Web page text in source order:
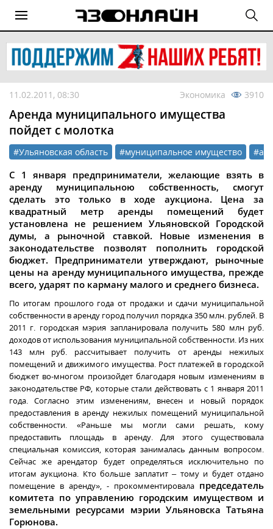
11.02.2011, 08:30 Экономика 3910
Аренда муниципального имущества
пойдет с молотка
#Ульяновская область #муниципальное имущество
С 1 января предприниматели, желающие взять в
аренду муниципальною собственность, смогут
сделать это только в ходе аукциона. Цена за
квадратный метр аренды помещений будет
установлена не решением Ульяновской Городской
думы, а рыночной ставкой. Новые изменения в
законодательстве позволят пополнить городской
бюджет. Предприниматели утверждают, рыночные
цены на аренду муниципального имущества, прежде
всего, ударят по карману малого и среднего бизнеса.
По итогам прошлого года от продажи и сдачи муниципальной
собственности в аренду город получил порядка 350 млн. рублей. В
2011 г. городская мэрия запланировала получить 580 млн руб.
доходов от использования муниципальной собственности. Из них
143 млн руб. рассчитывает получить от аренды нежилых
помещений и движимого имущества. Рост платежей в городской
бюджет во-многом произойдет благодаря новым изменениям в
законодательстве РФ, которые стали действовать с 1 января 2011
года. Согласно этим изменениям, внесен и новый порядок
предоставления в аренду нежилых помещений муниципальной
собственности. «Раньше мы могли сами решать, кому
предоставить площадь в аренду. Для этого существовала
специальная комиссия, которая занималась данным вопросом.
Сейчас же арендатор будет определяться исключительно по
итогам аукциона. Кто больше заплатит – тому и будет отдано
помещение в аренду», - прокомментировала председатель
комитета по управлению городским имуществом и
земельными ресурсами мэрии Ульяновска Татьяна
Горюнова.